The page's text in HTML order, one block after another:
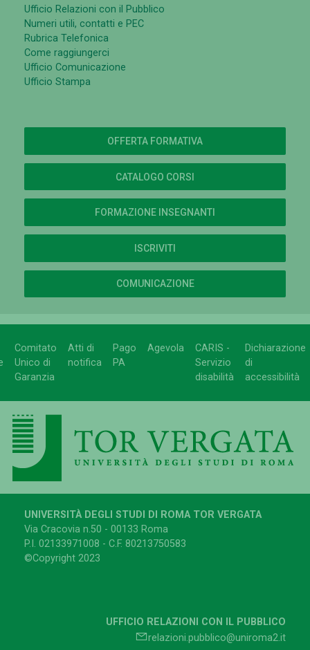
Ufficio Relazioni con il Pubblico
Numeri utili, contatti e PEC
Rubrica Telefonica
Come raggiungerci
Ufficio Comunicazione
Ufficio Stampa
OFFERTA FORMATIVA
CATALOGO CORSI
FORMAZIONE INSEGNANTI
ISCRIVITI
COMUNICAZIONE
Comitato
Unico di
Garanzia
Atti di
notifica
Pago
PA
Agevola
CARIS -
Servizio
disabilità
Dichiarazione
di
accessibilità
UNIVERSITÀ DEGLI STUDI DI ROMA TOR VERGATA
Via Cracovia n.50 - 00133 Roma
P.I. 02133971008 - C.F. 80213750583
©Copyright 2023
UFFICIO RELAZIONI CON IL PUBBLICO
relazioni.pubblico@uniroma2.it